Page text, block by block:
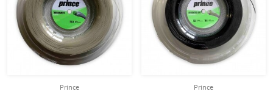
Prince
Prince